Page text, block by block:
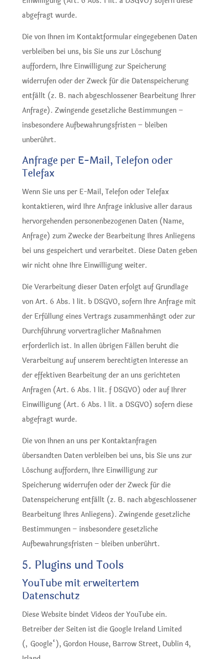
abgefragt wurde.
Die von Ihnen im Kontaktformular eingegebenen Daten
verbleiben bei uns, bis Sie uns zur Löschung
auffordern, Ihre Einwilligung zur Speicherung
widerrufen oder der Zweck für die Datenspeicherung
entfällt (z. B. nach abgeschlossener Bearbeitung Ihrer
Anfrage). Zwingende gesetzliche Bestimmungen –
insbesondere Aufbewahrungsfristen – bleiben
unberührt.
Anfrage per E-Mail, Telefon oder
Telefax
Wenn Sie uns per E-Mail, Telefon oder Telefax
kontaktieren, wird Ihre Anfrage inklusive aller daraus
hervorgehenden personenbezogenen Daten (Name,
Anfrage) zum Zwecke der Bearbeitung Ihres Anliegens
bei uns gespeichert und verarbeitet. Diese Daten geben
wir nicht ohne Ihre Einwilligung weiter.
Die Verarbeitung dieser Daten erfolgt auf Grundlage
von Art. 6 Abs. 1 lit. b DSGVO, sofern Ihre Anfrage mit
der Erfüllung eines Vertrags zusammenhängt oder zur
Durchführung vorvertraglicher Maßnahmen
erforderlich ist. In allen übrigen Fällen beruht die
Verarbeitung auf unserem berechtigten Interesse an
der effektiven Bearbeitung der an uns gerichteten
Anfragen (Art. 6 Abs. 1 lit. f DSGVO) oder auf Ihrer
Einwilligung (Art. 6 Abs. 1 lit. a DSGVO) sofern diese
abgefragt wurde.
Die von Ihnen an uns per Kontaktanfragen
übersandten Daten verbleiben bei uns, bis Sie uns zur
Löschung auffordern, Ihre Einwilligung zur
Speicherung widerrufen oder der Zweck für die
Datenspeicherung entfällt (z. B. nach abgeschlossener
Bearbeitung Ihres Anliegens). Zwingende gesetzliche
Bestimmungen – insbesondere gesetzliche
Aufbewahrungsfristen – bleiben unberührt.
5. Plugins und Tools
YouTube mit erweitertem
Datenschutz
Diese Website bindet Videos der YouTube ein.
Betreiber der Seiten ist die Google Ireland Limited
(„Google“), Gordon House, Barrow Street, Dublin 4,